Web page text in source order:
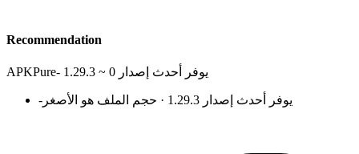
Recommendation
APKPure- يوفر أحدث إصدار 0 ~ 1.29.3
- يوفر أحدث إصدار 1.29.3 · حجم الملف هو الأصغر